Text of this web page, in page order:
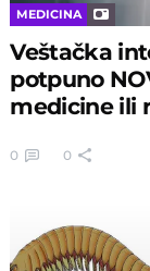
MEDICINA
Veštačka
potpuno
medicine ili
0 0